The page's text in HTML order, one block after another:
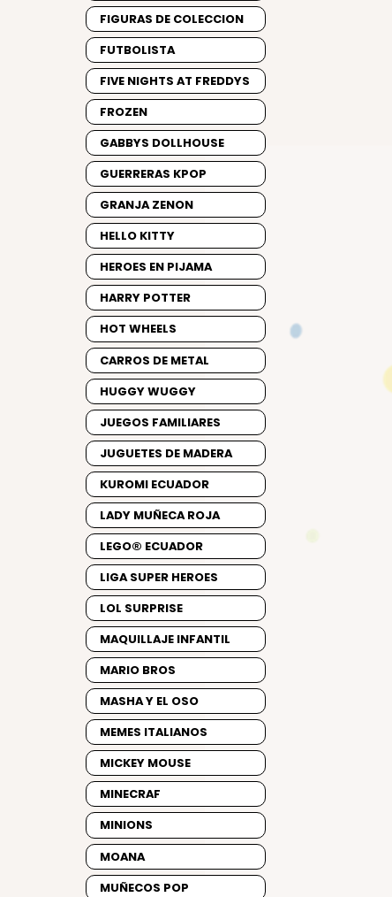
FIGURAS DE COLECCION
FUTBOLISTA
FIVE NIGHTS AT FREDDYS
FROZEN
GABBYS DOLLHOUSE
GUERRERAS KPOP
GRANJA ZENON
HELLO KITTY
HEROES EN PIJAMA
HARRY POTTER
HOT WHEELS
CARROS DE METAL
HUGGY WUGGY
JUEGOS FAMILIARES
JUGUETES DE MADERA
KUROMI ECUADOR
LADY MUÑECA ROJA
LEGO® ECUADOR
LIGA SUPER HEROES
LOL SURPRISE
MAQUILLAJE INFANTIL
MARIO BROS
MASHA Y EL OSO
MEMES ITALIANOS
MICKEY MOUSE
MINECRAF
MINIONS
MOANA
MUÑECOS POP